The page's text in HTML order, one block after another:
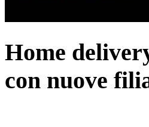
Home
con nuove